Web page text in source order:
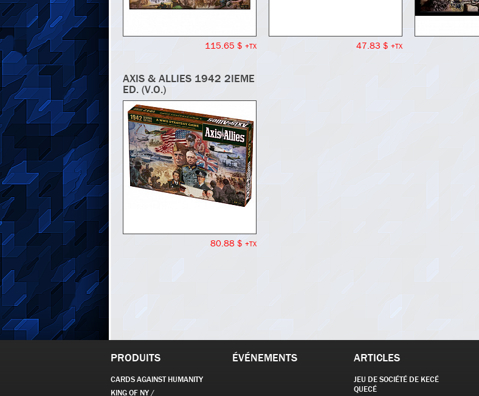
115.65 $ +TX 47.83 $ +TX
AXIS & ALLIES 1942 2IEME
ED. (V.O.)
80.88 $+TX
PRODUITS
CARDS AGAINST HUMANITY
KING OF NY /
ÉVÉNEMENTS ARTICLES
JEU DE SOCIÉTÉ DE KECÉ
QUECÉ